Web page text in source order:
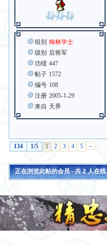
组别 翰林学士
级别 后将军
功绩 447
帖子 1572
编号 108
注册 2005-1-29
来自 天界
134 1/5 1 2 3 4 5 ››
正在浏览此帖的会员 - 共2人在线